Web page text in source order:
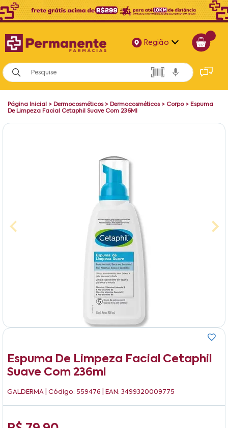
Região
Alagoas
Bahia
Página Inicial > Dermocosméticos> Dermocosméticos> Corpo> Espuma
De Limpeza Facial Cetaphil Suave Com 236Ml
Espuma De Limpeza Facial Cetaphil
Suave Com 236ml
GALDERMA | Código: 559476 | EAN: 3499320009775